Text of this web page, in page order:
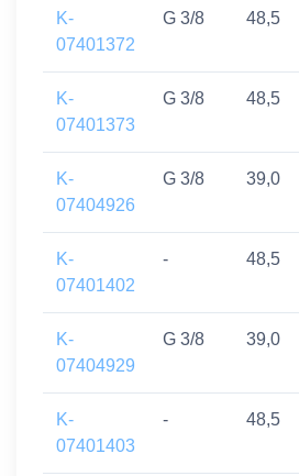
K-
07401372
G 3/8 48,5
K-
07401373
G 3/8 48,5
K-
07404926
G 3/8 39,0
K-
07401402
- 48,5
K-
07404929
G 3/8 39,0
K-
07401403
- 48,5